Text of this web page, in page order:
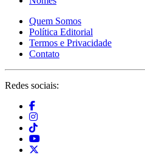
Quem Somos
Política Editorial
Termos e Privacidade
Contato
Redes sociais: